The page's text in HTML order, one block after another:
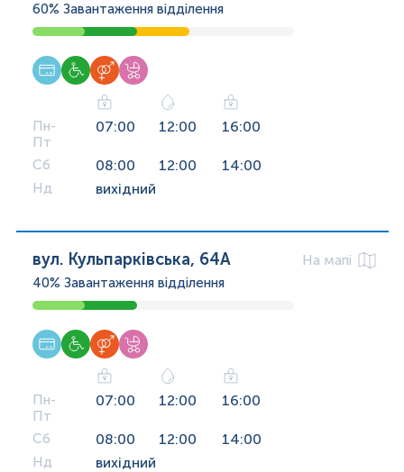
60% Завантаження відділення
Пн-
Пт
07:00 12:00 16:00
Сб 08:00 12:00 14:00
Нд вихідний
вул. Кульпарківська, 64А
На мапі
40% Завантаження відділення
Пн-
Пт
07:00 12:00 16:00
Сб 08:00 12:00 14:00
Нд вихідний